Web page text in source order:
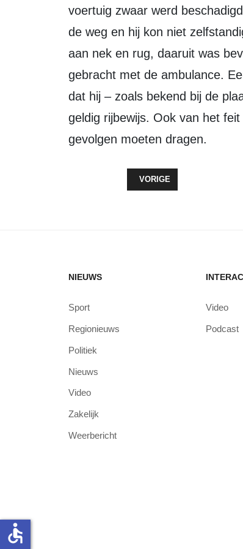
voertuig zwaar werd
de weg en hij kon niet
aan nek en rug, daaruit was
gebracht met de ambulance.
dat hij – zoals bekend bij de
geldig rijbewijs. Ook van het
gevolgen moeten dragen.
VORIG ARTIKEL: DIEFSTAL
VORIGE
NIEUWS
Sport
Regionieuws
Politiek
Nieuws
Video
Zakelijk
Weerbericht
Video
Podcast
accessible